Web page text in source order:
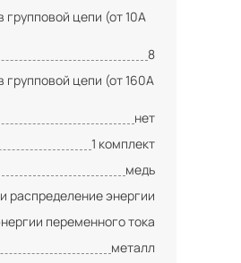
цепи (от 10А
8
цепи (от 160А
нет
1 комплект
медь
распределение энергии
переменного тока
металл